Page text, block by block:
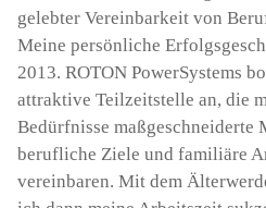
gelebter Vereinbarkeit von
Meine persönliche
2013. ROTON PowerSystems
attraktive Teilzeitstelle an, die
Bedürfnisse maßgeschneiderte
berufliche Ziele und familiäre
vereinbaren. Mit dem